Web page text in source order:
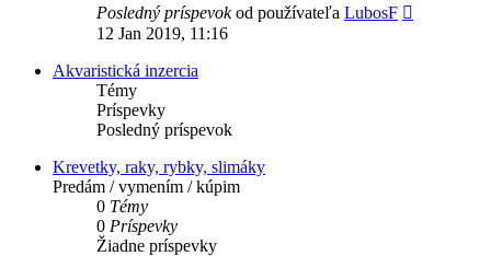
Posledný príspevokod používateľa LubosF
12 Jan 2019, 11:16
Akvaristická inzercia
Témy
Príspevky
Posledný príspevok
Krevetky, raky, rybky, slimáky
Predám / vymením / kúpim
0 Témy
0 Príspevky
Žiadne príspevky